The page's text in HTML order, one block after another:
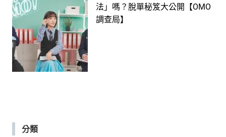
法」嗎？脫單秘笈大公開【OMO
調查局】
分類